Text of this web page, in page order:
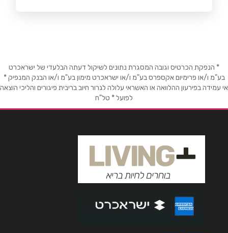
* הנפקת הכרטיס וגובה המסגרת נתונים לשיקול דעתה הבלעדי של ישראכרט
בע"מ ו/או פרימיום אקספרס בע"מ ו/או ישראכרט מימון בע"מ ו/או הבנק המנפיק *
אי עמידה בפירעון ההלוואה או האשראי עלולה לגרור חיוב בריבית פיגורים והליכי הוצאה
לפועל * טל"ח